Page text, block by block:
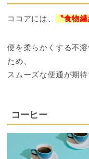
ココアには、 〝食物繊
便を柔らかくする不
ため、
スムーズな便通が期待
コーヒー